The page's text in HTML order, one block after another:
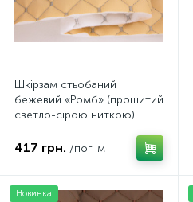
Шкірзам стьобаний
бежевий «Ромб» (прошитий
светло-сірою ниткою)
флізеліном, ширина 135см
417 грн. /пог. м
Новинка